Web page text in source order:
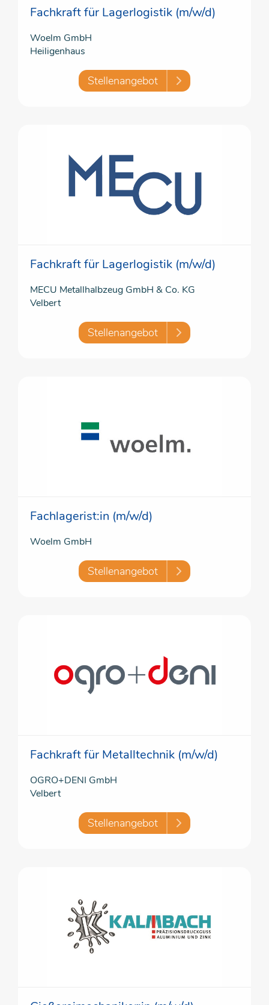
Fachkraft für Lagerlogistik (m/w/d)
Woelm GmbH
Heiligenhaus
Stellenangebot
Fachkraft für Lagerlogistik (m/w/d)
MECU Metallhalbzeug GmbH & Co. KG
Velbert
Stellenangebot
Fachlagerist:in (m/w/d)
Woelm GmbH
Stellenangebot
Fachkraft für Metalltechnik (m/w/d)
OGRO+DENI GmbH
Velbert
Stellenangebot